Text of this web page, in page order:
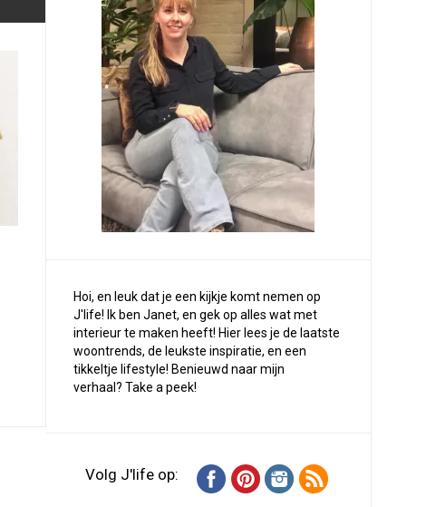
Hoi, en leuk dat je een kijkje komt nemen op
J'life! Ik ben Janet, en gek op alles wat met
interieur te maken heeft! Hier lees je de laatste
woontrends, de leukste inspiratie, en een
tikkeltje lifestyle! Benieuwd naar mijn
verhaal? Take a peek!
Volg J'life op: